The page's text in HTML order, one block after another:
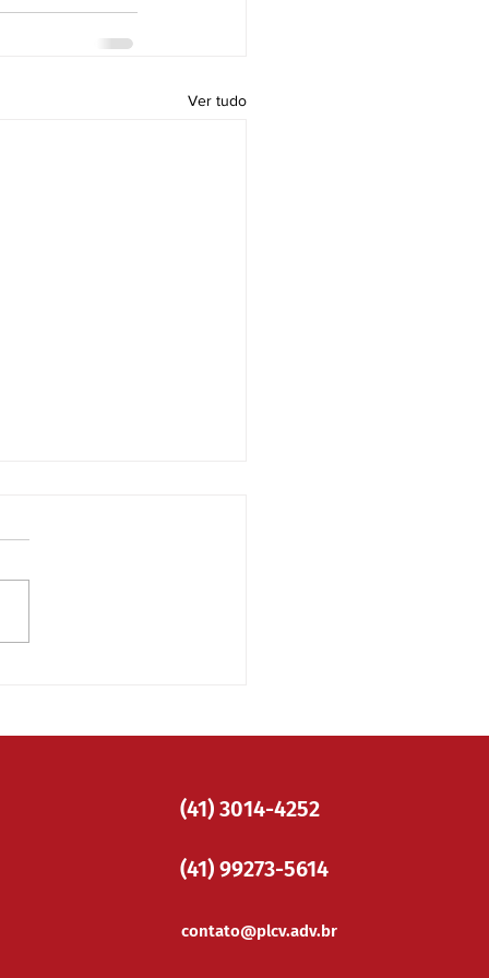
Ver tudo
(41) 3014-4252
(41) 99273-5614
contato@plcv.adv.br